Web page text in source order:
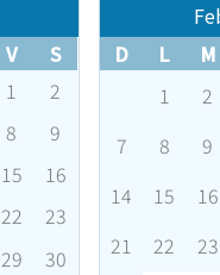
V
S
1
2
8
9
15
16
22
23
29
30
D
L M
1
2
7
8 9
14
15 16
21
22 23